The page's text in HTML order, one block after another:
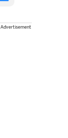
Advertisement